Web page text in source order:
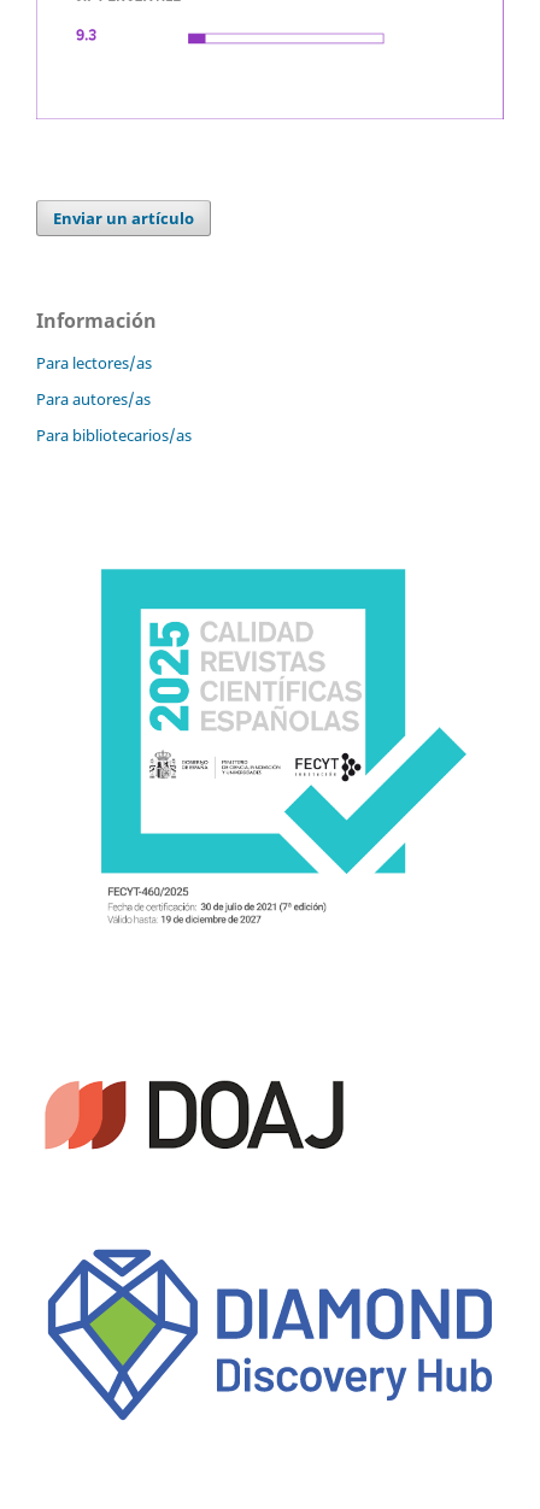
Enviar un artículo
Información
Para lectores/as
Para autores/as
Para bibliotecarios/as